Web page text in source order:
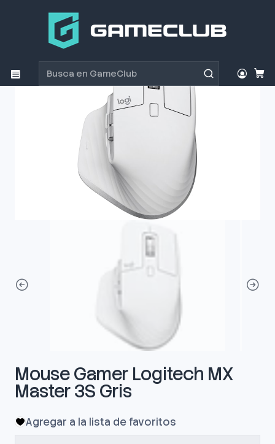
Productos
Mouse Gamer Logitech MX Master 3S Gris
Mouse Gamer Logitech MX
Master 3S Gris
Agregar a la lista de favoritos